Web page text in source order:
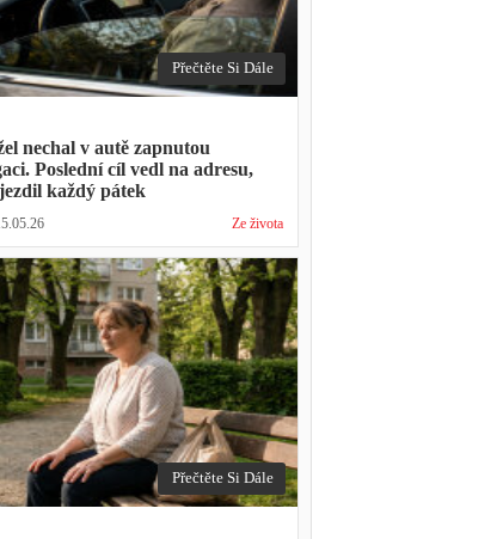
Přečtěte Si Dále
nechal v autě zapnutou
Poslední cíl vedl na adresu,
každý pátek
Ze života
Přečtěte Si Dále